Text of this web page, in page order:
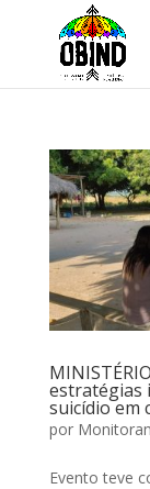
estratégias
suicídio em
por
Evento teve